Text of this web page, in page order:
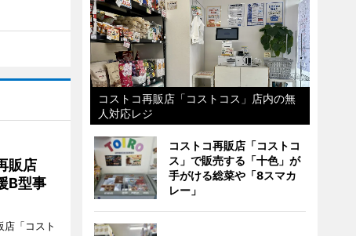
販店
B型事
「コスト
コストコ再販店「コストコス」店内の無
人対応レジ
コストコ再販店「コストコ
ス」で販売する「十色」が
手がける総菜や「8スマカ
レー」